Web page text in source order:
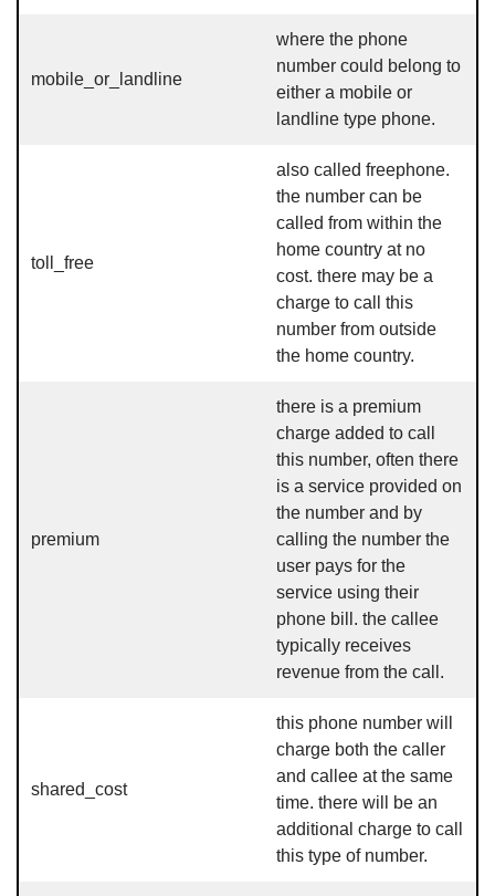
mobile_or_landline
where the phone
number could belong to
either a mobile or
landline type phone.
toll_free
also called freephone.
the number can be
called from within the
home country at no
cost. there may be a
charge to call this
number from outside
the home country.
premium
there is a premium
charge added to call
this number, often there
is a service provided on
the number and by
calling the number the
user pays for the
service using their
phone bill. the callee
typically receives
revenue from the call.
shared_cost
this phone number will
charge both the caller
and callee at the same
time. there will be an
additional charge to call
this type of number.